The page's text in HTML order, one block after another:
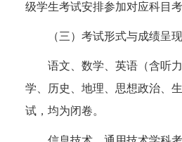
级学生考试安排参加对应科目考
（三）考试形式与成绩呈现
语文、数学、英语（含听
学、历史、地理、思想政治、
试，均为闭卷。